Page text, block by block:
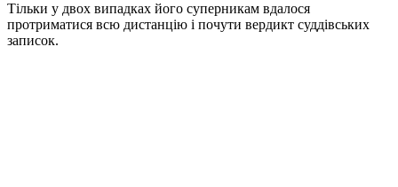
Тільки у двох випадках його суперникам вдалося
протриматися всю дистанцію і почути вердикт суддівських
записок.